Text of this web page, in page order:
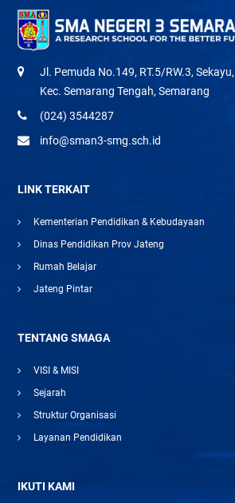
Jl. Pemuda No.149, RT.5/RW.3, Sekayu,
Kec. Semarang Tengah, Semarang
(024) 3544287
info@sman3-smg.sch.id
LINK TERKAIT
Kementerian Pendidikan & Kebudayaan
Dinas Pendidikan Prov Jateng
Rumah Belajar
Jateng Pintar
TENTANG SMAGA
VISI & MISI
Sejarah
Struktur Organisasi
Layanan Pendidikan
IKUTI KAMI